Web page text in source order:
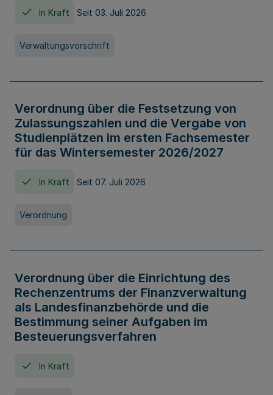
In Kraft Seit 03. Juli 2026
Verwaltungsvorschrift
Verordnung über die Festsetzung von
Zulassungszahlen und die Vergabe von
Studienplätzen im ersten Fachsemester
für das Wintersemester 2026/2027
In Kraft Seit 07. Juli 2026
Verordnung
Verordnung über die Einrichtung des
Rechenzentrums der Finanzverwaltung
als Landesfinanzbehörde und die
Bestimmung seiner Aufgaben im
Besteuerungsverfahren
In Kraft